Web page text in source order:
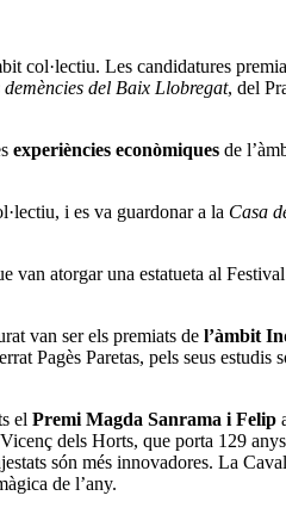
col·lectiu. Les candidatures
del Baix Llobregat, del
experiències econòmiques de
i es va guardonar a la Casa
van atorgar una estatueta al
van ser els premiats de l’àmbit
Pagès Paretas, pels seus
el Premi Magda Sanrama i Felip
dels Horts, que porta 129
són més innovadores. La
de l’any.